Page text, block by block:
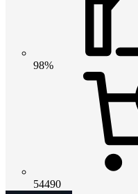
98%
54490